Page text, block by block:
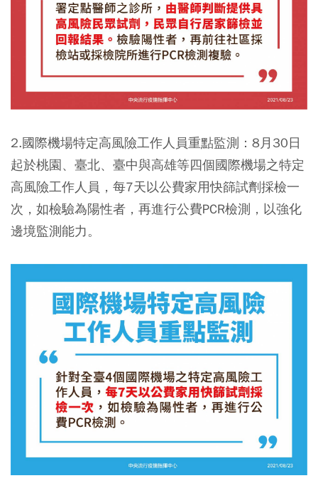
2.國際機場特定高風險工作人員重點監測：8月30日
起於桃園、臺北、臺中與高雄等四個國際機場之特定
高風險工作人員，每7天以公費家用快篩試劑採檢一
次，如檢驗為陽性者，再進行公費PCR檢測，以強化
邊境監測能力。